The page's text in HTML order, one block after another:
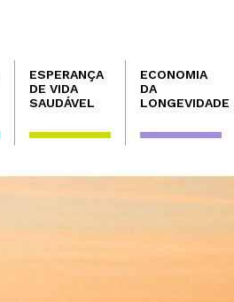
ESPERANÇA
DE VIDA
SAUDÁVEL
ECONOMIA
DA
LONGEVIDADE